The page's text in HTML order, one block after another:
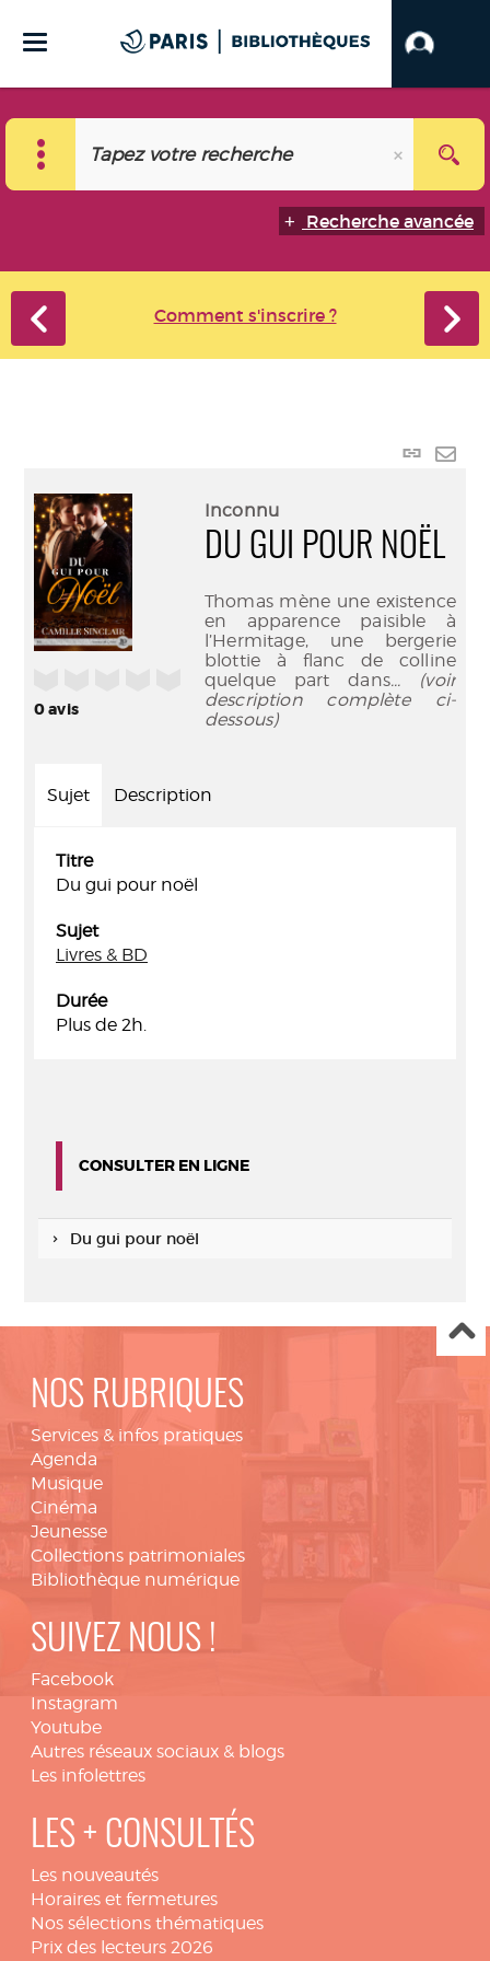
Recherche avancée
Comment s'inscrire ?
Lien
0avis
Inconnu
DU GUI POUR NOËL
Thomas mène une existence
en apparence paisible à
l’Hermitage, une bergerie
blottie à flanc de colline
quelque part dans... (voir
description complète ci-
dessous)
Sujet Description
Titre
Du gui pour noël
Sujet
Livres & BD
Durée
Plus de 2h.
CONSULTER EN LIGNE
Du gui pour noël
NOS RUBRIQUES
Services & infos pratiques
Agenda
Musique
Cinéma
Jeunesse
Collections patrimoniales
Bibliothèque numérique
SUIVEZ NOUS !
Facebook
Instagram
Youtube
Autres réseaux sociaux & blogs
Les infolettres
LES + CONSULTÉS
Les nouveautés
Horaires et fermetures
Nos sélections thématiques
Prix des lecteurs 2026